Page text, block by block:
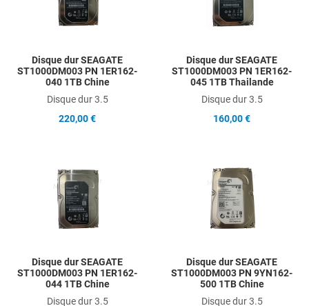
Disque dur SEAGATE
ST1000DM003 PN 1ER162-
040 1TB Chine
Disque dur 3.5
220,00 €
Disque dur SEAGATE
ST1000DM003 PN 1ER162-
045 1TB Thailande
Disque dur 3.5
160,00 €
Add to Compare
Disque dur SEAGATE
ST1000DM003 PN 1ER162-
044 1TB Chine
Disque dur 3.5
Disque dur SEAGATE
ST1000DM003 PN 9YN162-
500 1TB Chine
Disque dur 3.5